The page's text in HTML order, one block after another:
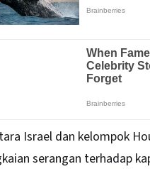
Israel dan kelompok
serangan terhadap